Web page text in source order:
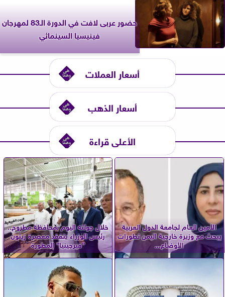
حضور عربى لافت في الدورة الـ83 لمهرجان
فينيسيا السينمائي
أسعار العملات
أسعار الذهب
الأعلى قراءة
الأمين العام لجامعة الدول العربية
يبحث مع وزيرة خارجية اليمن تطورات
الأوضاع...
خلال جولته اليوم بمحافظة مطروح..
رئيس الوزراء يتفقد معصرة زيتون
”فيرجينيا” المطورة